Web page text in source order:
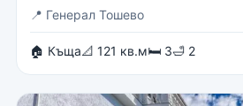
📍 Генерал Тошево
🏠 Къща📐 121 кв.м🛏 3🛁 2